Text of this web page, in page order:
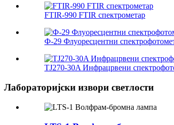
FTIR-990 FTIR спектрометар
Ф-29 Флуоресцентни
TJ270-30A Инфрацрвени
Лабораторијски извори светлости